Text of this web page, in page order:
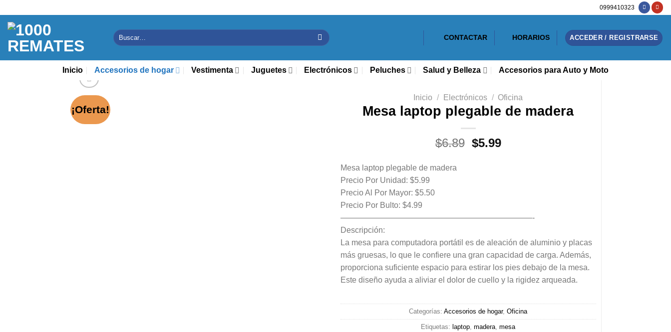
contenido
0999410323
Buscar
por:
CONTACTAR HORARIOS ACCEDER / REGISTRARSE
Inicio Accesorios de hogar Vestimenta Juguetes Electrónicos Peluches Salud y Belleza Accesorios para Auto y Moto
¡Oferta!
Inicio / Electrónicos / Oficina
Mesa laptop plegable de madera
$6.89 El
$5.99El
Mesa laptop plegable de madera
Precio Por Unidad: $5.99
Precio Al Por Mayor: $5.50
Precio Por Bulto: $4.99
————————————————————————-
Descripción:
La mesa para computadora portátil es de aleación de aluminio y placas
más gruesas, lo que le confiere una gran capacidad de carga. Además,
proporciona suficiente espacio para estirar los pies debajo de la mesa.
Este diseño ayuda a aliviar el dolor de cuello y la rigidez arqueada.
Categorías:Accesorios de hogar,Oficina
Etiquetas: laptop,madera,mesa